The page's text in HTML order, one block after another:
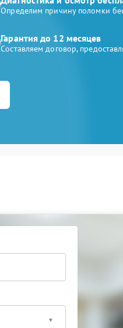
Определим причину поломки
Гарантия до 12 месяцев
Составляем договор,